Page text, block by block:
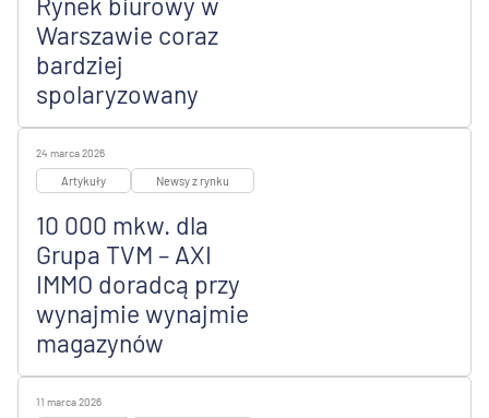
Warszawie coraz
bardziej
spolaryzowany
24 marca 2026
Artykuły Newsy z rynku
10 000 mkw. dla
Grupa TVM – AXI
IMMO doradcą przy
wynajmie wynajmie
magazynów
11 marca 2026